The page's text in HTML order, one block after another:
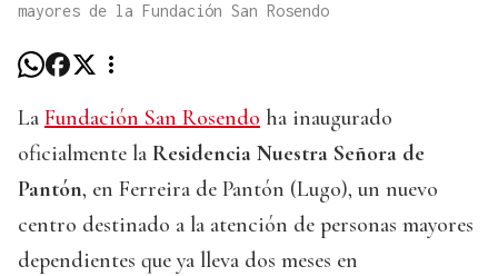
mayores de la Fundación San Rosendo
La Fundación San Rosendo ha inaugurado
oficialmente la Residencia Nuestra Señora de
Pantón, en Ferreira de Pantón (Lugo), un nuevo
centro destinado a la atención de personas mayores
dependientes que ya lleva dos meses en